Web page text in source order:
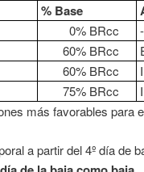
% Base
0% BRcc
60% BRcc
60% BRcc
75% BRcc
más favorables para
a partir del 4º día de